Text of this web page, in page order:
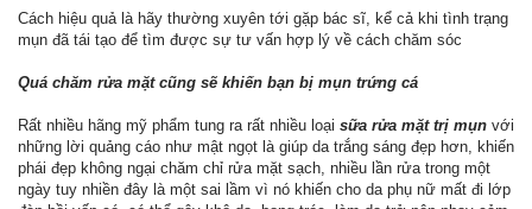
Cách hiệu quả là hãy thường xuyên tới gặp bác sĩ, kể cả khi tình trạng
mụn đã tái tạo để tìm được sự tư vấn hợp lý về cách chăm sóc
Quá chăm rửa mặt cũng sẽ khiến bạn bị mụn trứng cá
Rất nhiều hãng mỹ phẩm tung ra rất nhiều loại sữa rửa mặt trị mụn với
những lời quảng cáo như mật ngọt là giúp da trắng sáng đẹp hơn, khiến
phái đẹp không ngại chăm chỉ rửa mặt sạch, nhiều lần rửa trong một
ngày tuy nhiền đây là một sai lầm vì nó khiến cho da phụ nữ mất đi lớp